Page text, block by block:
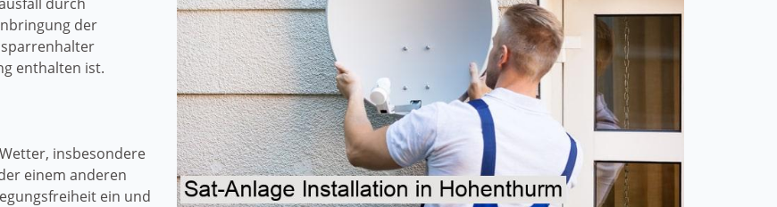
der
enthalten ist.
insbesondere
einem anderen
ein und